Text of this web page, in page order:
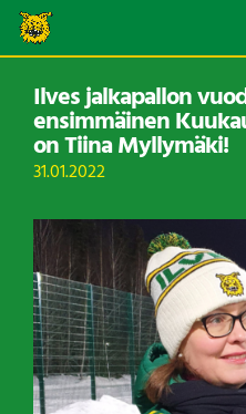
Ilves jalkapallon
ensimmäinen
on Tiina Myllymäki!
31.01.2022